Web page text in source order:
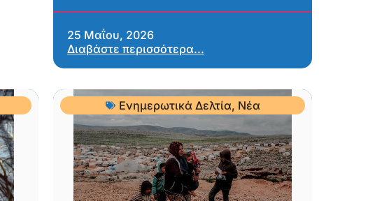
25 Μαΐου, 2026
Διαβάστε περισσότερα...
Ενημερωτικά Δελτία, Νέα